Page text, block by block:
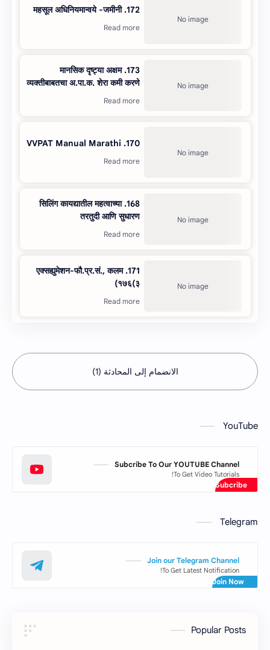
172. महसूल अधिनियमान्वये -जमीनी
173. मानसिक दृष्ट्या अक्षम
व्यक्तीबाबतचा अ.पा.क. शेरा कमी करणे
170. VVPAT Manual Marathi
168. सिलिंग कायद्यातील महत्वाच्या
तरतुदी आणि सुधारण
171. एक्सह्युमेशन-फौ.प्र.सं., कलम
१७६(३)
الانضمام إلى المحادثة (1)
YouTube
Subcribe To Our YOUTUBE Channel
To Get Video Tutorials!
Telegram
Join our Telegram Channel
To Get Latest Notification!
Popular Posts